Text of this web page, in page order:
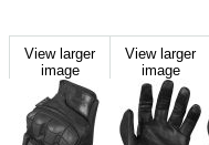
View larger
image
View larger
image